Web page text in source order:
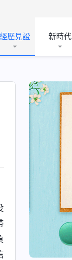
經歷見證 新時代